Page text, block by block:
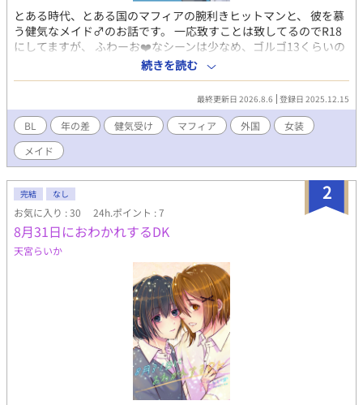
とある時代、とある国のマフィアの腕利きヒットマンと、 彼を慕
う健気なメイド♂のお話です。 一応致すことは致してるのでR18
にしてますが、 ふわーお❤️なシーンは少なめ、ゴルゴ13くらいの
性描写です。 モブが出てきたり攻めがフェしたり色々やりたい放
題なのでNGが少なめの方向けですが、 お楽しみいただけました
続きを読む
最終更新日 2026.8.6 登録日 2025.12.15
BL 年の差 健気受け マフィア 外国
女装
メイド
2
完結 なし
お気に入り : 30 24h.ポイント : 7
8月31日におわかれするDK
天宮らいか